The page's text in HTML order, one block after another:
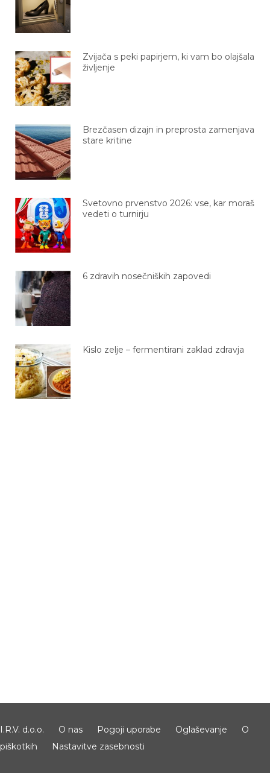
Zvijača s peki papirjem, ki vam bo olajšala
življenje
Brezčasen dizajn in preprosta zamenjava
stare kritine
Svetovno prvenstvo 2026: vse, kar moraš
vedeti o turnirju
6 zdravih nosečniških zapovedi
Kislo zelje – fermentirani zaklad zdravja
I.R.V. d.o.o. O nas Pogoji uporabe Oglaševanje
O
piškotkih
Nastavitve zasebnosti